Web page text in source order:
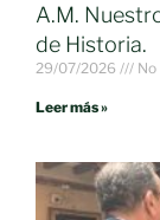
A.M.
de Historia.
29/07/2026
Leer más »